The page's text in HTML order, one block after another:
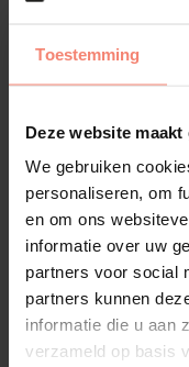
Toestemming
Deze website
We gebruiken
personaliseren, om
en om ons
informatie over uw
partners voor social
partners kunnen
informatie die u aan
verzameld op basis
Inklusive
Lieferzeit: 3-5
Hochwertige
Zuschnitt nach
Lieferzeit 3-5